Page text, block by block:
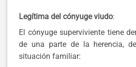
Legítima del cónyuge viudo:
El cónyuge superviviente tiene
de una parte de la herencia,
situación familiar: